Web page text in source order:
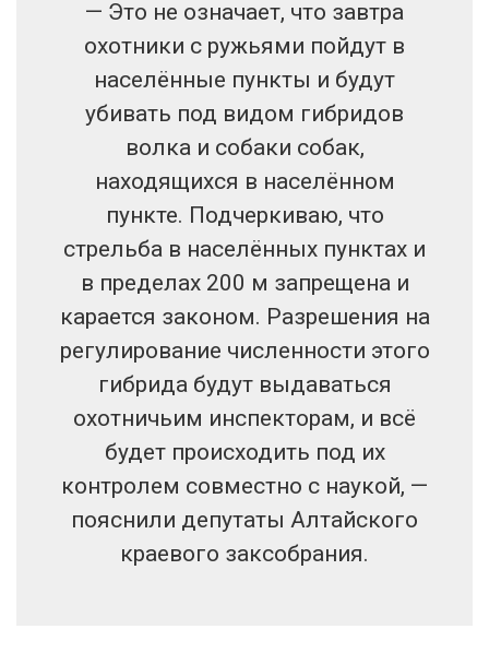
— Это не означает, что завтра
охотники с ружьями пойдут в
населённые пункты и будут
убивать под видом гибридов
волка и собаки собак,
находящихся в населённом
пункте. Подчеркиваю, что
стрельба в населённых пунктах и
в пределах 200 м запрещена и
карается законом. Разрешения на
регулирование численности этого
гибрида будут выдаваться
охотничьим инспекторам, и всё
будет происходить под их
контролем совместно с наукой, —
пояснили депутаты Алтайского
краевого заксобрания.